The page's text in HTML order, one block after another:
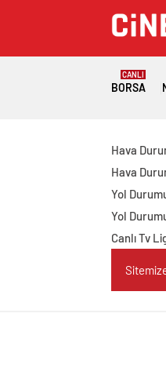
BORSA
CANLI
Hava
Hava
Yol
Yol
Canlı Tv